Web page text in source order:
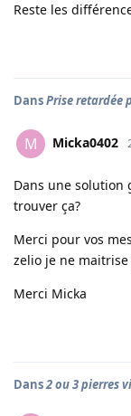
Reste les
DansPrise retardée
M Micka0402
Dans une solution
trouver ça?
Merci pour vos
zelio je ne
Merci Micka
Dans2 ou 3 pierres